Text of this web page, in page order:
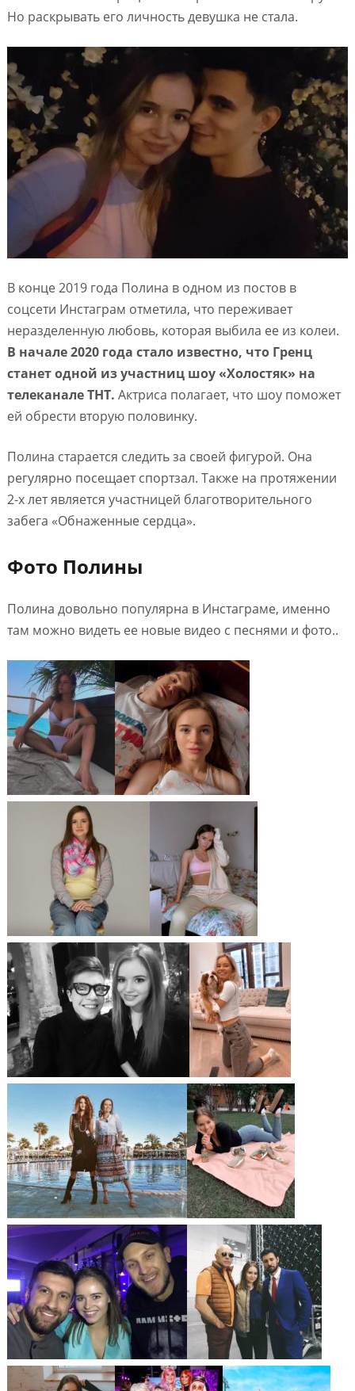
Но раскрывать его личность девушка не стала.
В конце 2019 года Полина в одном из постов в
соцсети Инстаграм отметила, что переживает
неразделенную любовь, которая выбила ее из колеи.
В начале 2020 года стало известно, что Гренц
станет одной из участниц шоу «Холостяк» на
телеканале ТНТ. Актриса полагает, что шоу поможет
ей обрести вторую половинку.
Полина старается следить за своей фигурой. Она
регулярно посещает спортзал. Также на протяжении
2-х лет является участницей благотворительного
забега «Обнаженные сердца».
Фото Полины
Полина довольно популярна в Инстаграме, именно
там можно видеть ее новые видео с песнями и фото..